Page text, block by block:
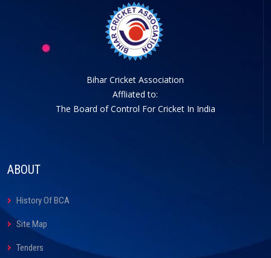
Bihar Cricket Association
Affliated to:
The Board of Control For Cricket In India
ABOUT
History Of BCA
Site Map
Tenders